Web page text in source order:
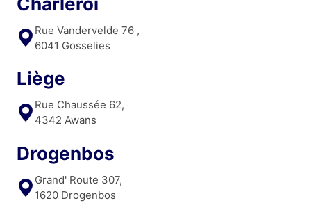
Rue Vandervelde 76 ,
6041 Gosselies
Liège
Rue Chaussée 62,
4342 Awans
Drogenbos
Grand' Route 307,
1620 Drogenbos